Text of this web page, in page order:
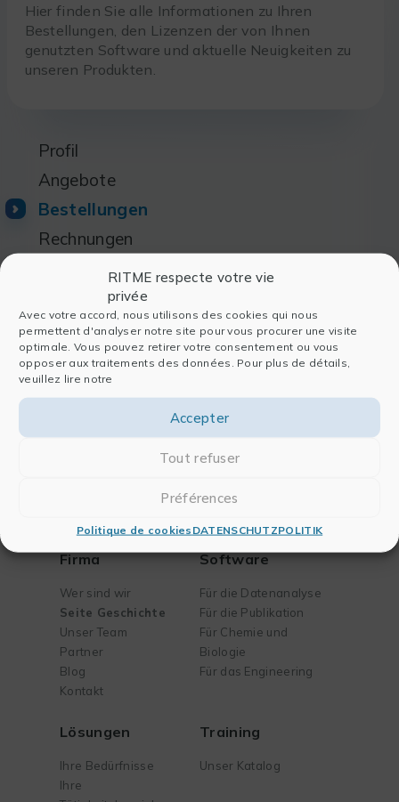
RITME respecte votre vie
privée
Avec votre accord, nous utilisons des cookies qui nous
permettent d'analyser notre site pour vous procurer une visite
optimale. Vous pouvez retirer votre consentement ou vous
opposer aux traitements des données. Pour plus de détails,
veuillez lire notre
Accepter
Tout refuser
Préférences
Politique de cookies DATENSCHUTZPOLITIK
Hier finden Sie alle Informationen zu Ihren
Bestellungen, den Lizenzen der von Ihnen
genutzten Software und aktuelle Neuigkeiten zu
unseren Produkten.
Profil
Angebote
Bestellungen
Rechnungen
Softwarelizenzen
License manager
Benutzer
Firma
Wer sind wir
Seite Geschichte
Unser Team
Partner
Blog
Kontakt
Software
Für die Datenanalyse
Für die Publikation
Für Chemie und
Biologie
Für das Engineering
Lösungen
Ihre Bedürfnisse
Ihre
Training
Unser Katalog